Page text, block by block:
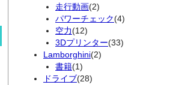
走行動画(2)
パワーチェック(4)
空力(12)
3Dプリンター(33)
Lamborghini(2)
書籍(1)
ドライブ(28)